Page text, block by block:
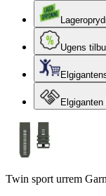
Ugens
Twin sport urrem